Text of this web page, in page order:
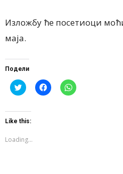
Изложбу ће посетиоци
маја.
Подели
Click
to
Twitter
(Opens
in
window)
Click
to
Click
to
Like this:
Loading...